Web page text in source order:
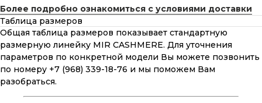
Более подробно ознакомиться с условиями доставки
Таблица размеров
Общая таблица размеров показывает стандартную
размерную линейку MIR CASHMERE. Для уточнения
параметров по конкретной модели Вы можете позвонить
по номеру +7 (968) 339-18-76 и мы поможем Вам
разобраться.